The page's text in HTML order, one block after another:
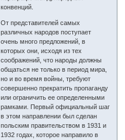
конвенций.
От представителей самых
различных народов поступает
очень много предложений, в
которых они, исходя из тех
соображений, что народы должны
общаться не только в период мира,
но и во время войны, требуют
совершенно прекратить пропаганду
или ограничить ее определенными
рамками. Первый официальный шаг
в этом направлении был сделан
польским правительством в 1931 и
1932 годах, которое направило в